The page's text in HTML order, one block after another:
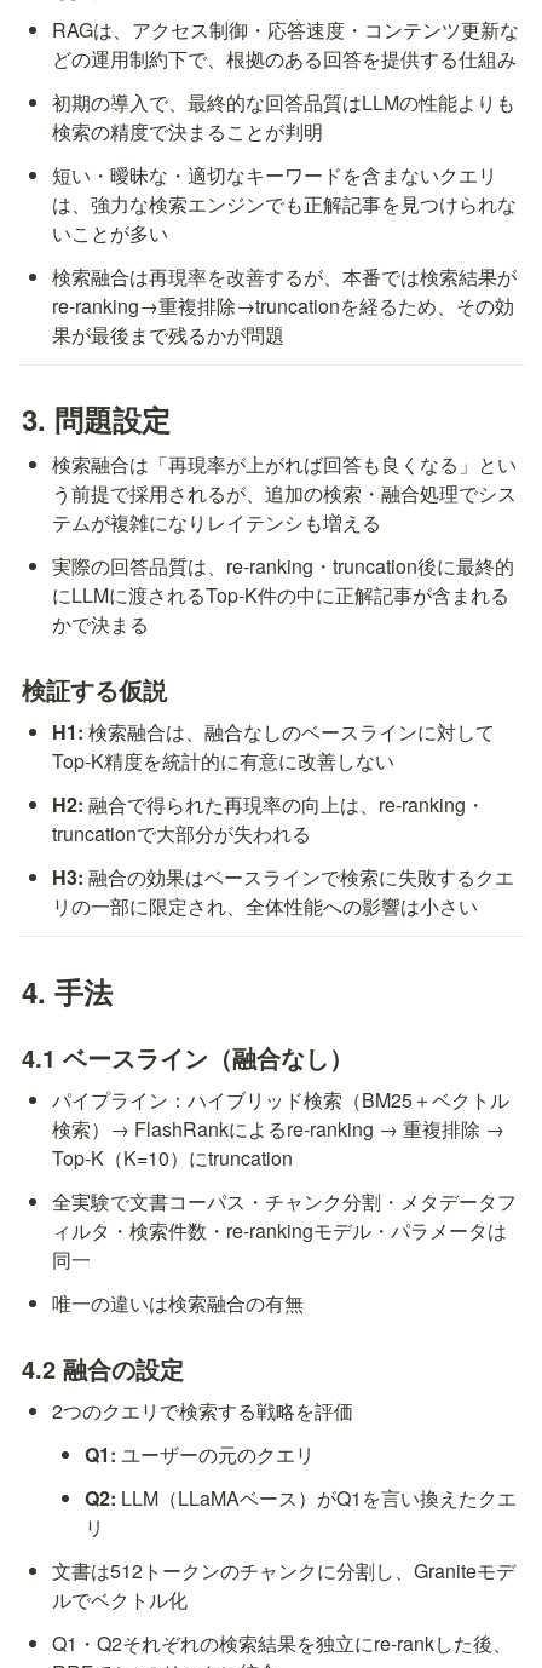
RAGは、アクセス制御・応答速度・コンテンツ更新な
どの運用制約下で、根拠のある回答を提供する仕組み
初期の導入で、最終的な回答品質はLLMの性能よりも
検索の精度で決まることが判明
短い・曖昧な・適切なキーワードを含まないクエリ
は、強力な検索エンジンでも正解記事を見つけられな
いことが多い
検索融合は再現率を改善するが、本番では検索結果が
re-ranking→重複排除→truncationを経るため、その効
果が最後まで残るかが問題
3. 問題設定
検索融合は「再現率が上がれば回答も良くなる」とい
う前提で採用されるが、追加の検索・融合処理でシス
テムが複雑になりレイテンシも増える
実際の回答品質は、re-ranking・truncation後に最終的
にLLMに渡されるTop-K件の中に正解記事が含まれる
かで決まる
検証する仮説
H1: 検索融合は、融合なしのベースラインに対して
Top-K精度を統計的に有意に改善しない
H2: 融合で得られた再現率の向上は、re-ranking・
truncationで大部分が失われる
H3: 融合の効果はベースラインで検索に失敗するクエ
リの一部に限定され、全体性能への影響は小さい
4. 手法
4.1 ベースライン（融合なし）
パイプライン：ハイブリッド検索（BM25＋ベクトル
検索）→ FlashRankによるre-ranking → 重複排除 →
Top-K（K=10）にtruncation
全実験で文書コーパス・チャンク分割・メタデータフ
ィルタ・検索件数・re-rankingモデル・パラメータは
同一
唯一の違いは検索融合の有無
4.2 融合の設定
2つのクエリで検索する戦略を評価
Q1: ユーザーの元のクエリ
Q2: LLM（LLaMAベース）がQ1を言い換えたクエ
リ
文書は512トークンのチャンクに分割し、Graniteモデ
ルでベクトル化
Q1・Q2それぞれの検索結果を独立にre-rankした後、